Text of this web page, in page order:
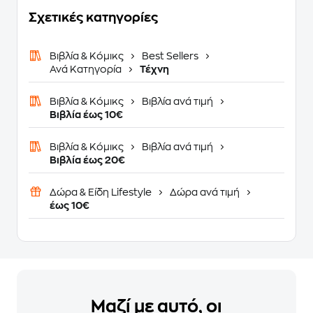
Σχετικές κατηγορίες
Βιβλία & Κόμικς
Best Sellers
Ανά Κατηγορία
Τέχνη
Βιβλία & Κόμικς
Βιβλία ανά τιμή
Βιβλία έως 10€
Βιβλία & Κόμικς
Βιβλία ανά τιμή
Βιβλία έως 20€
Δώρα & Είδη Lifestyle
Δώρα ανά τιμή
έως 10€
Μαζί με αυτό, οι